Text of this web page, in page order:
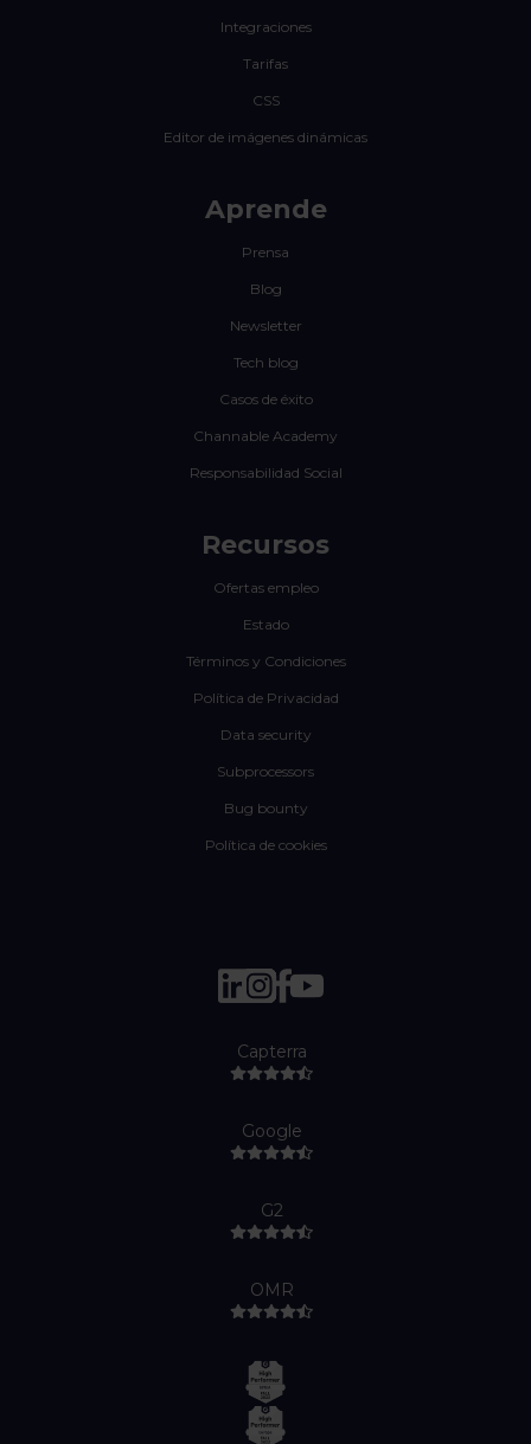
Integraciones
Tarifas
CSS
Editor de imágenes dinámicas
Aprende
Prensa
Blog
Newsletter
Tech blog
Casos de éxito
Channable Academy
Responsabilidad Social
Recursos
Ofertas empleo
Estado
Términos y Condiciones
Política de Privacidad
Data security
Subprocessors
Bug bounty
Política de cookies
Capterra
Google
G2
OMR